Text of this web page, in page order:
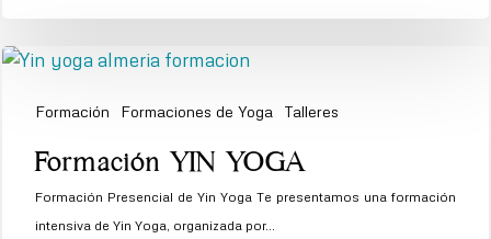
Formación Formaciones de Yoga Talleres
Formación
YIN
YOGA
Formación YIN YOGA
Formación Presencial de Yin Yoga Te presentamos una formación
intensiva de Yin Yoga, organizada por…